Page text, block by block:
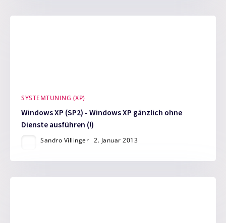
SYSTEMTUNING (XP)
Windows XP (SP2) - Windows XP gänzlich ohne
Dienste ausführen (!)
Sandro Villinger 2. Januar 2013